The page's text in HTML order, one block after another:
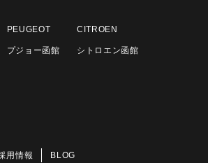
PEUGEOT
プジョー函館
CITROEN
シトロエン函館
用情報 BLOG